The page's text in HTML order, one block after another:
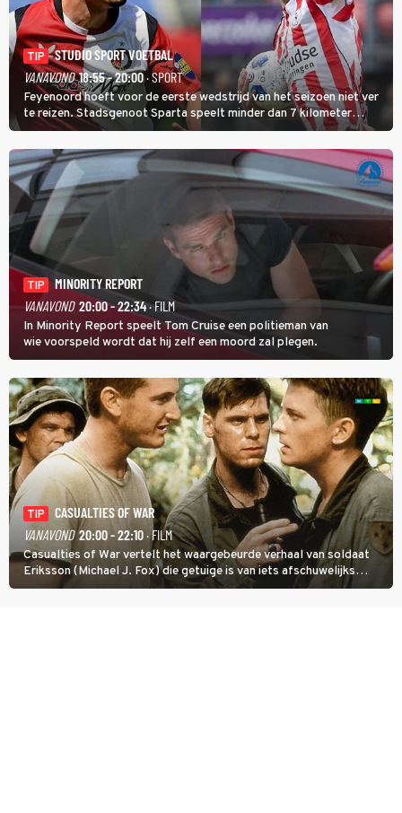
TIP
STUDIO SPORT VOETBAL
VANAVOND 18:55 - 20:00· SPORT
Feyenoord hoeft voor de eerste wedstrijd van het seizoen niet ver
te reizen. Stadsgenoot Sparta speelt minder dan 7 kilometer
verderop. Feyenoord trok de Spaanse spits Nacho Ferri aan van
KVC Westerlo uit België.
TIP
MINORITY REPORT
VANAVOND 20:00 - 22:34· FILM
In Minority Report speelt Tom Cruise een politieman van
wie voorspeld wordt dat hij zelf een moord zal plegen.
TIP
CASUALTIES OF WAR
VANAVOND 20:00 - 22:10· FILM
Casualties of War vertelt het waargebeurde verhaal van soldaat
Eriksson (Michael J. Fox) die getuige is van iets afschuwelijks
tijdens de Vietnamoorlog. Hij besluit uit de school te klappen.